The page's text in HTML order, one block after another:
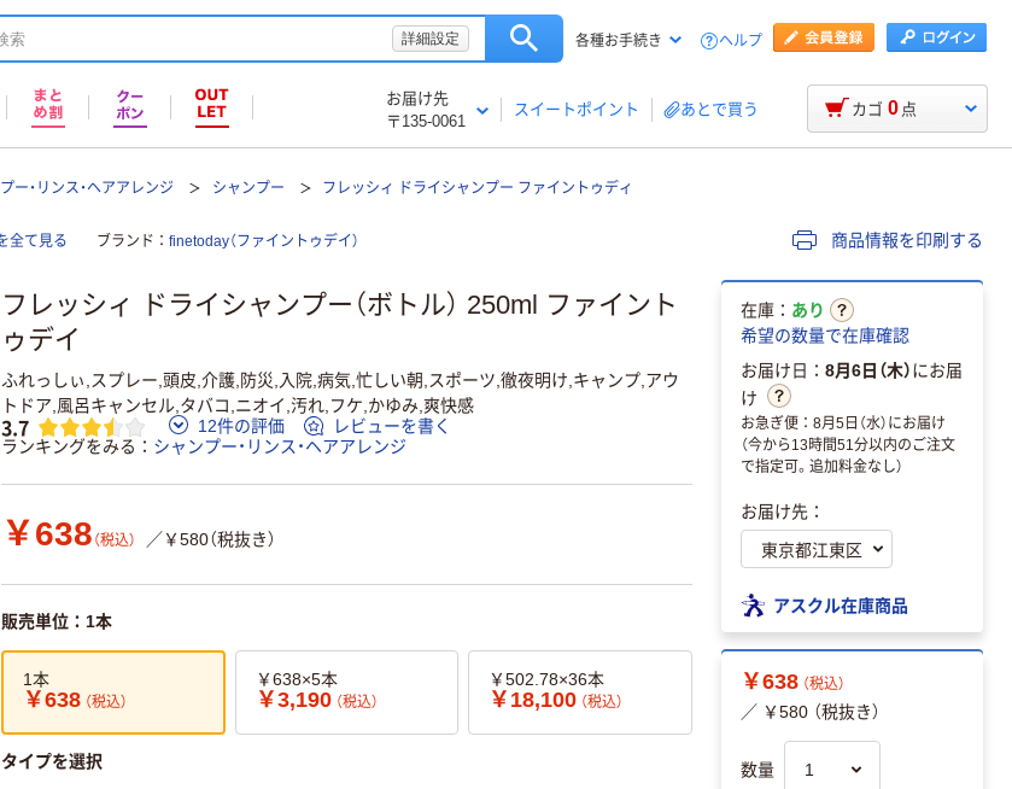
詳細設定 各種お手続き ヘルプ
お届け先
〒135-0061
スイートポイント あとで買う カゴ 0 点
ー・リンス・ヘアアレンジ シャンプー フレッシィ ドライシャンプー ファイントゥディ
全て見る ブランド finetoday（ファイントゥデイ） 商品情報を印刷する
フレッシィ ドライシャンプー（ボトル） 250ml ファイント
ゥデイ
ふれっしぃ,スプレー,頭皮,介護,防災,入院,病気,忙しい朝,スポーツ,徹夜明け,キャンプ,アウ
トドア,風呂キャンセル,タバコ,ニオイ,汚れ,フケ,かゆみ,爽快感
3.7 12件の評価
レビューを書く
ランキングをみる
シャンプー・リンス・ヘアアレンジ
￥638 （税込） ／￥580（税抜き）
販売単位：1本
1本
￥638 （税込）
￥638×5本
￥3,190 （税込）
￥502.78×36本
￥18,100 （税込）
タイプを選択
在庫： あり
希望の数量で在庫確認
お届け日： 8月6日（木）にお届
け
お急ぎ便：8月5日（水）にお届け
（今から13時間51分以内のご注文
で指定可。追加料金なし）
お届け先：
アスクル在庫商品
￥638 （税込）
／ ￥580 （税抜き）
数量